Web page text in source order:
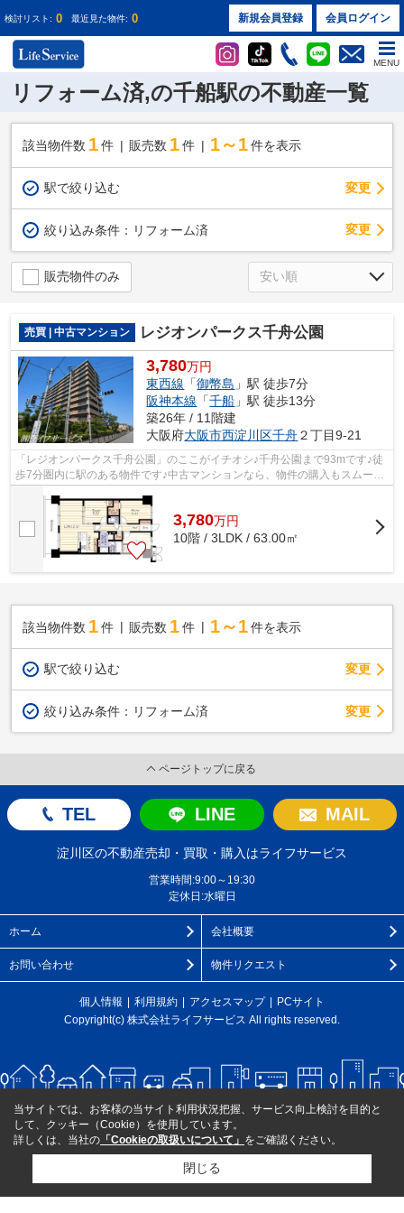
検討リスト: 0 最近見た物件: 0 新規会員登録 会員ログイン
MENU
リフォーム済,の千船駅の不動産一覧
該当物件数 1件 販売数 1 件 1～1 件を表示
駅で絞り込む 変更
絞り込み条件： リフォーム済 変更
販売物件のみ
売買 | 中古マンション レジオンパークス千舟公園
3,780万円
東西線 「御幣島 」駅 徒歩7分
阪神本線 「千船 」駅 徒歩13分
築26年 / 11階建
大阪府大阪市西淀川区千舟２丁目9-21
「レジオンパークス千舟公園」のここがイチオシ♪千舟公園まで93mです♪徒
歩7分圏内に駅のある物件です♪中古マンションなら、物件の購入もスムーズ
です♪当社がご紹介する大阪市西淀川区...
3,780万円
10階 / 3LDK / 63.00㎡
該当物件数 1件 販売数 1 件 1～1 件を表示
駅で絞り込む 変更
絞り込み条件： リフォーム済 変更
ページトップに戻る
TEL LINE MAIL
淀川区の不動産売却・買取・購入はライフサービス
営業時間:9:00～19:30
定休日:水曜日
ホーム 会社概要
お問い合わせ 物件リクエスト
個人情報 利用規約 アクセスマップ
PCサイト
Copyright(c) 株式会社ライフサービス All rights reserved.
当サイトでは、お客様の当サイト利用状況把握、サービス向上検討を目的と
して、クッキー（Cookie）を使用しています。
詳しくは、当社の 「Cookieの取扱いについて」 をご確認ください。
閉じる